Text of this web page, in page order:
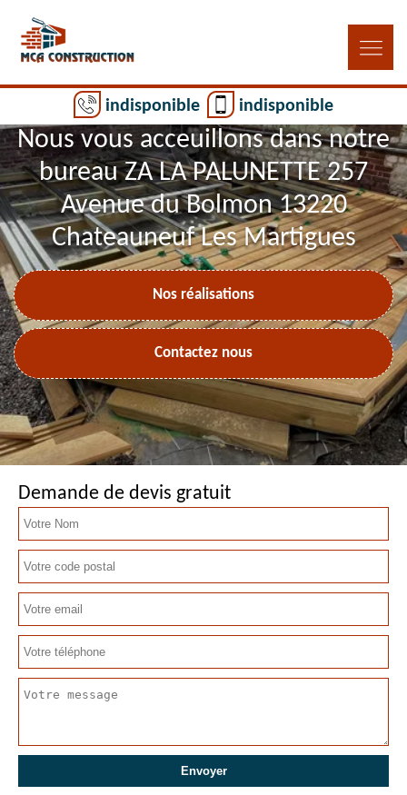
indisponible indisponible
Nous vous acceuillons dans notre
bureau ZA LA PALUNETTE 257
Avenue du Bolmon 13220
Chateauneuf Les Martigues
Nos réalisations
Contactez nous
Demande de devis gratuit